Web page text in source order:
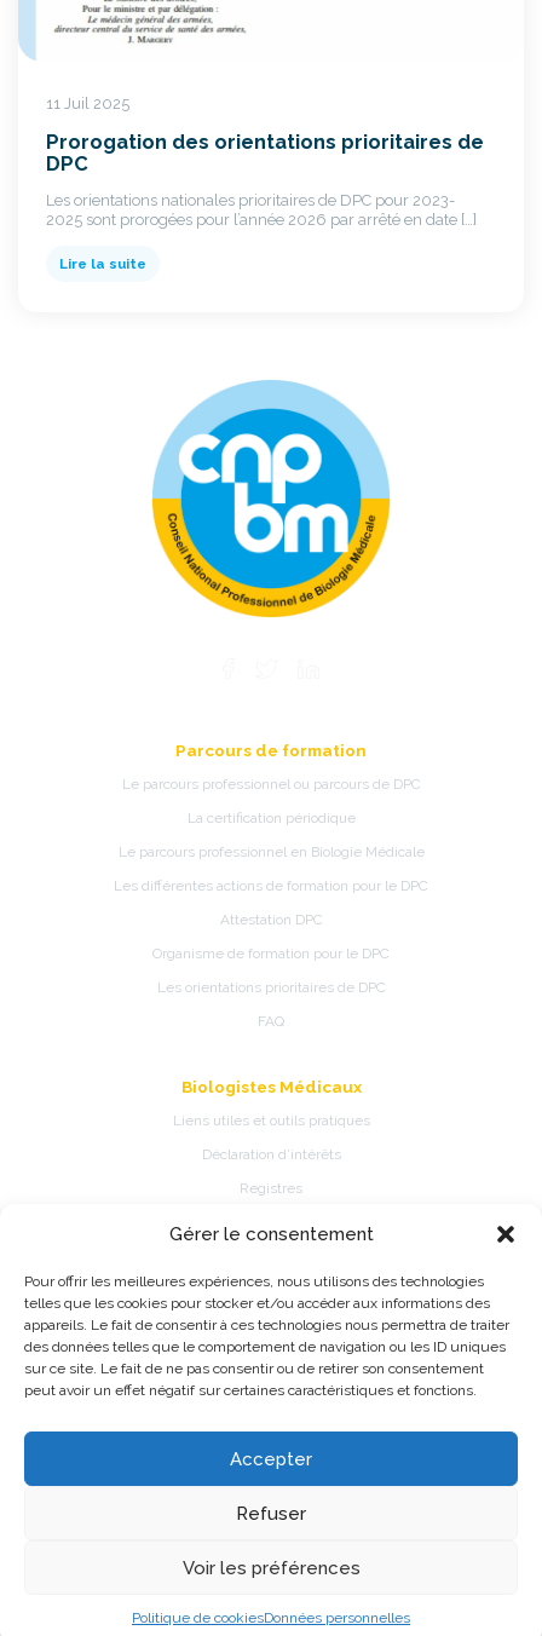
Gérer le consentement
Pour offrir les meilleures expériences, nous utilisons des technologies
telles que les cookies pour stocker et/ou accéder aux informations des
appareils. Le fait de consentir à ces technologies nous permettra de traiter
des données telles que le comportement de navigation ou les ID uniques
sur ce site. Le fait de ne pas consentir ou de retirer son consentement
peut avoir un effet négatif sur certaines caractéristiques et fonctions.
Accepter
Refuser
Voir les préférences
Politique de cookiesDonnées personnelles
11 Juil 2025
Prorogation des orientations prioritaires de
DPC
Les orientations nationales prioritaires de DPC pour 2023-
2025 sont prorogées pour l’année 2026 par arrêté en date […]
Lire la suite
Parcours de formation
Le parcours professionnel ou parcours de DPC
La certification périodique
Le parcours professionnel en Biologie Médicale
Les différentes actions de formation pour le DPC
Attestation DPC
Organisme de formation pour le DPC
Les orientations prioritaires de DPC
FAQ
Biologistes Médicaux
Liens utiles et outils pratiques
Déclaration d’intérêts
Registres
Présentation de la spécialité
Pathologies et traitements de la spécialité
Fiches d’information patient
Information Registres de pratique médicale ou épidémiologique
©2026 CNP de Biologie Médicale - Made with love byAlfred
Mentions légales